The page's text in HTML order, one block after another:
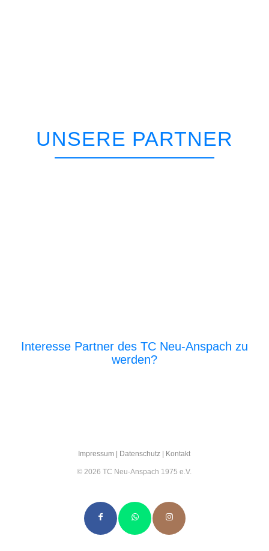
UNSERE PARTNER
Interesse Partner des TC Neu-Anspach zu
werden?
Impres­sum Daten­schutz Kon­takt
© 2026 TC Neu-Anspach 1975 e.V.